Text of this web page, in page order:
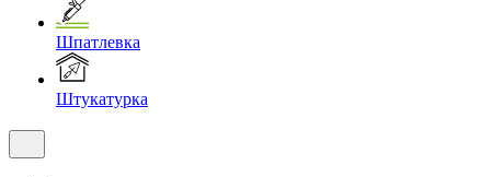
Шпатлевка
Штукатурка